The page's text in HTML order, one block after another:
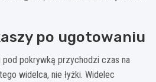
po ugotowaniu
pod pokrywką przychodzi czas na
widelca, nie łyżki. Widelec